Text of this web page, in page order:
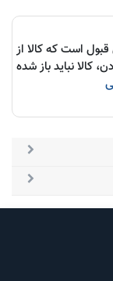
است که کالا از
کالا نباید باز شده